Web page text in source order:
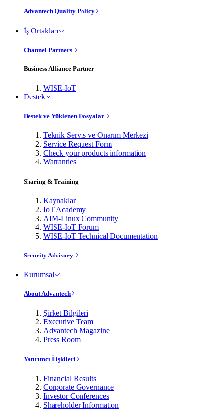
Advantech Quality Policy
İş Ortakları
Channel Partners
Business Alliance Partner
WISE-IoT
Destek
Destek ve Yüklenen Dosyalar
Teknik Servis ve Onarım Merkezi
Service Request Form
Check your products information
Warranties
Sharing & Training
Kaynaklar
IoT Academy
AIM-Linux Community
WISE-IoT Forum
WISE-IoT Technical Documentation
Security Advisory
Kurumsal
About Advantech
Şirket Bilgileri
Executive Team
Advantech Magazine
Press Room
Yatırımcı İlişkileri
Financial Results
Corporate Governance
Investor Conferences
Shareholder Information